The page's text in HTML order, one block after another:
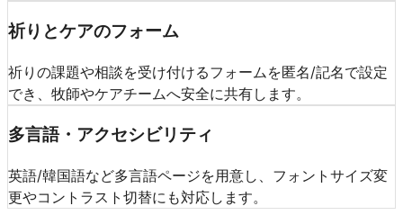
祈りとケアのフォーム
祈りの課題や相談を受け付けるフォームを匿名/記名で設定
でき、牧師やケアチームへ安全に共有します。
多言語・アクセシビリティ
英語/韓国語など多言語ページを用意し、フォントサイズ変
更やコントラスト切替にも対応します。